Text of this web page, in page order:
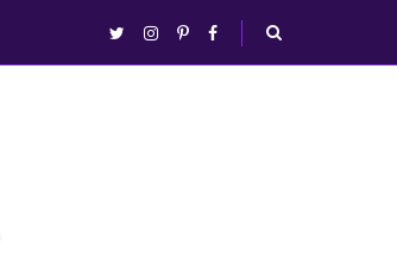
twitterinstagram
pinterestfacebook
busca